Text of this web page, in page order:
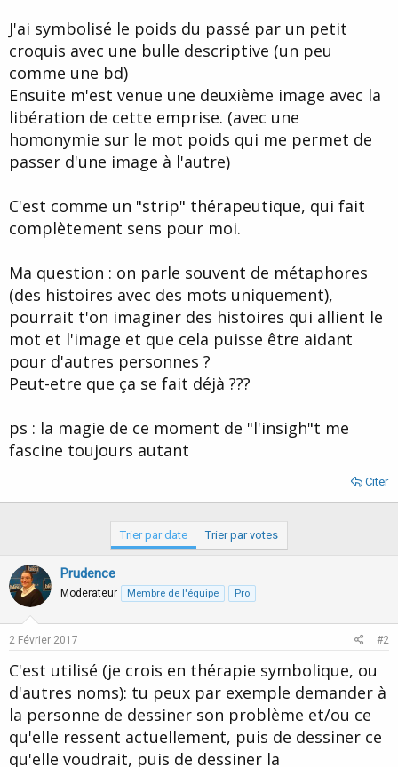
i
c
u
s
i
o
J'ai symbolisé le poids du passé par un petit
croquis avec une bulle descriptive (un peu
comme une bd)
Ensuite m'est venue une deuxième image avec la
libération de cette emprise. (avec une
homonymie sur le mot poids qui me permet de
passer d'une image à l'autre)
C'est comme un "strip" thérapeutique, qui fait
complètement sens pour moi.
Ma question : on parle souvent de métaphores
(des histoires avec des mots uniquement),
pourrait t'on imaginer des histoires qui allient le
mot et l'image et que cela puisse être aidant
pour d'autres personnes ?
Peut-etre que ça se fait déjà ???
ps : la magie de ce moment de "l'insigh"t me
fascine toujours autant
Citer
Trier par date Trier par votes
Prudence
Moderateur Membre de l'équipe Pro
2 Février 2017 #2
C'est utilisé (je crois en thérapie symbolique, ou
d'autres noms): tu peux par exemple demander à
la personne de dessiner son problème et/ou ce
qu'elle ressent actuellement, puis de dessiner ce
qu'elle voudrait, puis de dessiner la